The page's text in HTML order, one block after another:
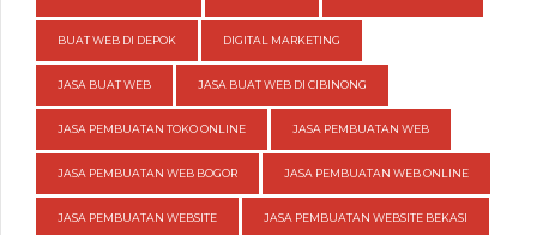
BUAT WEB DI DEPOK DIGITAL MARKETING
JASA BUAT WEB JASA BUAT WEB DI CIBINONG
JASA PEMBUATAN TOKO ONLINE JASA PEMBUATAN WEB
JASA PEMBUATAN WEB BOGOR JASA PEMBUATAN WEB ONLINE
JASA PEMBUATAN WEBSITE JASA PEMBUATAN WEBSITE BEKASI